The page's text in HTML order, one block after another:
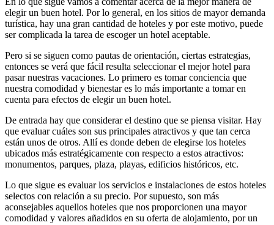
elegir un buen hotel. Por lo general, en los sitios de mayor demanda
turística, hay una gran cantidad de hoteles y por este motivo, puede
ser complicada la tarea de escoger un hotel aceptable.
Pero si se siguen como pautas de orientación, ciertas estrategias,
entonces se verá que fácil resulta seleccionar el mejor hotel para
pasar nuestras vacaciones. Lo primero es tomar conciencia que
nuestra comodidad y bienestar es lo más importante a tomar en
cuenta para efectos de elegir un buen hotel.
De entrada hay que considerar el destino que se piensa visitar. Hay
que evaluar cuáles son sus principales atractivos y que tan cerca
están unos de otros. Allí es donde deben de elegirse los hoteles
ubicados más estratégicamente con respecto a estos atractivos:
monumentos, parques, plaza, playas, edificios históricos, etc.
Lo que sigue es evaluar los servicios e instalaciones de estos hoteles
selectos con relación a su precio. Por supuesto, son más
aconsejables aquellos hoteles que nos proporcionen una mayor
comodidad y valores añadidos en su oferta de alojamiento, por un